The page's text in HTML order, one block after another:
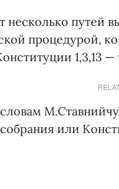
несколько путей
процедурой,
1,3,13
или